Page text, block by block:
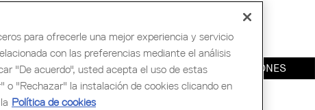
VÍDEOS INSCRIPCIONES
para ofrecerle una mejor experiencia y servicio
con las preferencias mediante el análisis
"De acuerdo", usted acepta el uso de estas
o "Rechazar" la instalación de cookies clicando en
Política de cookies